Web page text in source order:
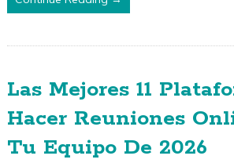
Las Mejores 11
Hacer Reuniones
Tu Equipo De 2026